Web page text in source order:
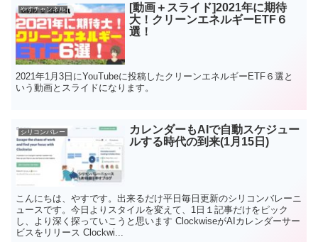
やすチャンネル
[動画＋スライド]2021年に期待
大！クリーンエネルギーETF６
選！
2021年1月3日にYouTubeに投稿したクリーンエネルギーETF６選と
いう動画とスライドになります。
シリコンバレー
カレンダーもAIで自動スケジュー
ルする時代の到来(1月15日)
こんにちは、やすです。出来るだけ平日毎日更新のシリコンバレーニ
ュースです。今日よりスタイルを変えて、1日１記事だけをピック
し、より深く探っていこうと思います ClockwiseがAIカレンダーサー
ビスをリリース Clockwi...